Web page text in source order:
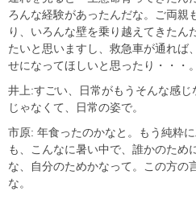
ろんな経験があったんだな。ご両親
り、いろんな壁を乗り越えてきたん
たいと思いますし、救急車が通れば
せになってほしいと思ったり・・・。
井上:すごい、日常がもうそんな感
じゃなくて、日常の姿で。
市原: 年食ったのかなと。もう純粋
も、こんなに暑い中で、誰かのため
な、自分のためかなって。この方の
な。